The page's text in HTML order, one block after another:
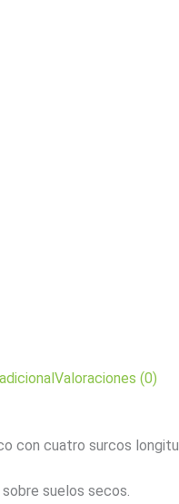
Valoraciones (0)
con cuatro surcos
suelos secos.